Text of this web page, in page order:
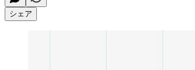
シェア